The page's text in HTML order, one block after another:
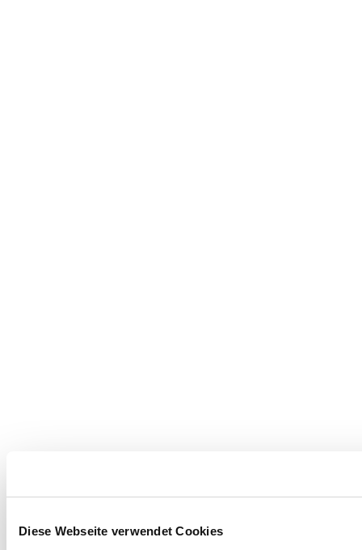
Diese Webseite verwendet Cookies